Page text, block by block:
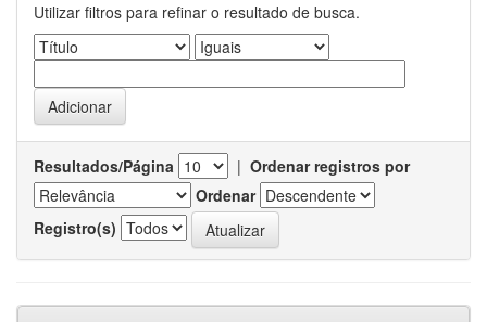
Utilizar filtros para refinar o resultado de busca.
Resultados/Página | Ordenar registros por
Ordenar
Registro(s)